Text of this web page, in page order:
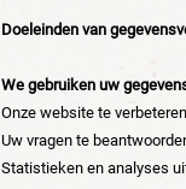
Doeleinden van
We gebruiken uw
Onze website te
Uw vragen te
Statistieken en analyses